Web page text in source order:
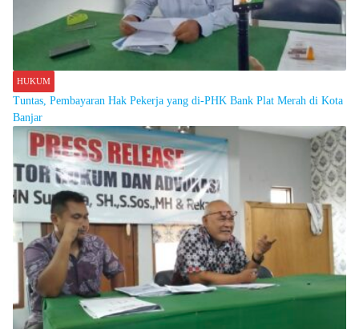
HUKUM
Tuntas, Pembayaran Hak Pekerja yang di-PHK Bank Plat Merah di Kota
Banjar